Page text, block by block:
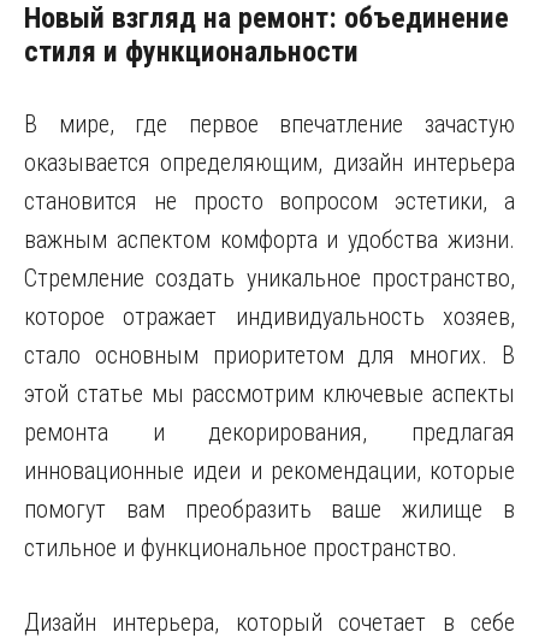
Новый взгляд на ремонт: объединение
стиля и функциональности
В мире, где первое впечатление зачастую
оказывается определяющим, дизайн интерьера
становится не просто вопросом эстетики, а
важным аспектом комфорта и удобства жизни.
Стремление создать уникальное пространство,
которое отражает индивидуальность хозяев,
стало основным приоритетом для многих. В
этой статье мы рассмотрим ключевые аспекты
ремонта и декорирования, предлагая
инновационные идеи и рекомендации, которые
помогут вам преобразить ваше жилище в
стильное и функциональное пространство.
Дизайн интерьера, который сочетает в себе